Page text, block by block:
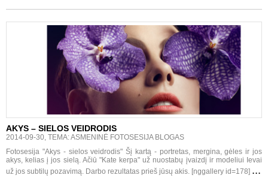
AKYS – SIELOS VEIDRODIS
2014-09-30, TEMA: ASMENINĖ FOTOSESIJA BLOGAS
Fotosesija "Akys - sielos veidrodis" Šį kartą - portretas, mergina, gėles ir jos
akys, kelias į jos sielą. Ačiū "Kate kerpa" už nuostabų įvaizdį ir modeliui Ievai
už jos subtilų pozavimą. Darbo rezultatas prieš jūsų akis. [nggallery id=178] ...